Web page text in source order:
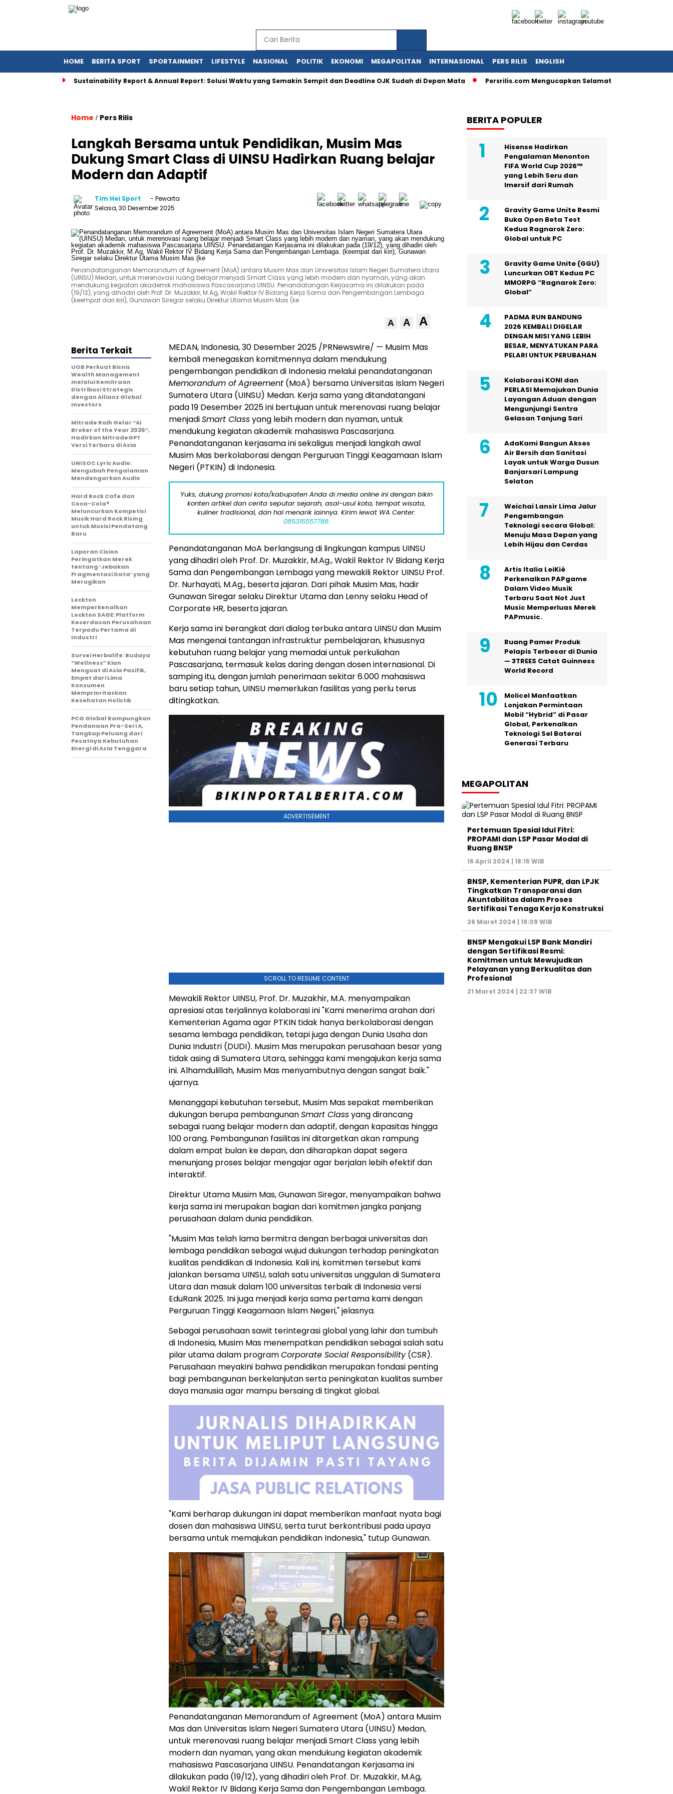
HOME BERITA SPORT SPORTAINMENT LIFESTYLE NASIONAL POLITIK EKONOMI MEGAPOLITAN INTERNASIONAL PERS RILIS ENGLISH
Sustainability Report & Annual Report: Solusi Waktu yang Semakin Sempit dan Deadline OJK Sudah di Depan Mata Persrilis.com Mengucapkan Selamat Tahun Baru
Home / Pers Rilis
Langkah Bersama untuk Pendidikan, Musim Mas
Dukung Smart Class di UINSU Hadirkan Ruang belajar
Modern dan Adaptif
Tim Hei Sport
- Pewarta
Selasa, 30 Desember 2025
Penandatanganan Memorandum of Agreement (MoA) antara Musim Mas dan Universitas Islam Negeri Sumatera Utara
(UINSU) Medan, untuk merenovasi ruang belajar menjadi Smart Class yang lebih modern dan nyaman, yang akan
mendukung kegiatan akademik mahasiswa Pascasarjana UINSU. Penandatangan Kerjasama ini dilakukan pada
(19/12), yang dihadiri oleh Prof. Dr. Muzakkir, M.Ag, Wakil Rektor IV Bidang Kerja Sama dan Pengembangan Lembaga.
(keempat dari kiri), Gunawan Siregar selaku Direktur Utama Musim Mas (ke
A A A
MEDAN, Indonesia, 30 Desember 2025 /PRNewswire/ — Musim Mas
kembali menegaskan komitmennya dalam mendukung
pengembangan pendidikan di Indonesia melalui penandatanganan
Memorandum of Agreement (MoA) bersama Universitas Islam Negeri
Sumatera Utara (UINSU) Medan. Kerja sama yang ditandatangani
pada 19 Desember 2025 ini bertujuan untuk merenovasi ruang belajar
menjadiSmart Classyang lebih modern dan nyaman, untuk
mendukung kegiatan akademik mahasiswa Pascasarjana.
Penandatanganan kerjasama ini sekaligus menjadi langkah awal
Musim Mas berkolaborasi dengan Perguruan Tinggi Keagamaan Islam
Negeri (PTKIN) di Indonesia.
Yuks, dukung promosi kota/kabupaten Anda di media online ini dengan bikin
konten artikel dan cerita seputar sejarah, asal-usul kota, tempat wisata,
kuliner tradisional, dan hal menarik lainnya. Kirim lewat WA Center:
085315557788.
Penandatanganan MoA berlangsung di lingkungan kampus UINSU
yang dihadiri oleh Prof. Dr. Muzakkir, M.Ag., Wakil Rektor IV Bidang Kerja
Sama dan Pengembangan Lembaga yang mewakili Rektor UINSU Prof.
Dr. Nurhayati, M.Ag., beserta jajaran. Dari pihak Musim Mas, hadir
Gunawan Siregarselaku Direktur Utama dan Lenny selaku Head of
Corporate HR, beserta jajaran.
Kerja sama ini berangkat dari dialog terbuka antara UINSU dan Musim
Mas mengenai tantangan infrastruktur pembelajaran, khususnya
kebutuhan ruang belajar yang memadai untuk perkuliahan
Pascasarjana, termasuk kelas daring dengan dosen internasional. Di
samping itu, dengan jumlah penerimaan sekitar 6.000 mahasiswa
baru setiap tahun, UINSU memerlukan fasilitas yang perlu terus
ditingkatkan.
ADVERTISEMENT
SCROLL TO RESUME CONTENT
Mewakili Rektor UINSU, Prof. Dr. Muzakhir, M.A. menyampaikan
apresiasi atas terjalinnya kolaborasi ini "Kami menerima arahan dari
Kementerian Agama agar PTKIN tidak hanya berkolaborasi dengan
sesama lembaga pendidikan, tetapi juga dengan Dunia Usahadan
Dunia Industri (DUDI). Musim Mas merupakan perusahaan besar yang
tidak asing di Sumatera Utara, sehingga kami mengajukan kerja sama
ini. Alhamdulillah, Musim Mas menyambutnya dengan sangat baik."
ujarnya.
Menanggapi kebutuhan tersebut, Musim Mas sepakat memberikan
dukungan berupa pembangunanSmart Classyang dirancang
sebagai ruang belajar modern dan adaptif, dengan kapasitas hingga
100 orang. Pembangunan fasilitas ini ditargetkan akan rampung
dalam empat bulan ke depan, dan diharapkan dapat segera
menunjang proses belajar mengajar agar berjalan lebih efektif dan
interaktif.
Direktur Utama Musim Mas,Gunawan Siregar, menyampaikan bahwa
kerja sama ini merupakan bagian dari komitmen jangka panjang
perusahaan dalam dunia pendidikan.
"Musim Mas telah lama bermitra dengan berbagai universitas dan
lembaga pendidikan sebagai wujud dukungan terhadap peningkatan
kualitas pendidikan di Indonesia. Kali ini, komitmen tersebut kami
jalankan bersama UINSU, salah satu universitas unggulan di Sumatera
Utara dan masuk dalam 100 universitas terbaik di Indonesiaversi
EduRank 2025. Ini juga menjadi kerja sama pertama kami dengan
Perguruan Tinggi Keagamaan Islam Negeri," jelasnya.
Sebagai perusahaan sawit terintegrasi global yang lahir dan tumbuh
di Indonesia, Musim Mas menempatkan pendidikan sebagai salah satu
pilar utama dalam programCorporate Social Responsibility(CSR).
Perusahaan meyakini bahwa pendidikan merupakan fondasi penting
bagi pembangunan berkelanjutan serta peningkatan kualitas sumber
daya manusia agar mampu bersaing di tingkat global.
"Kami berharap dukungan ini dapat memberikan manfaat nyata bagi
dosen dan mahasiswa UINSU, serta turut berkontribusi pada upaya
bersama untuk memajukan pendidikan Indonesia," tutup Gunawan.
Penandatanganan Memorandum of Agreement (MoA) antara Musim
Mas dan Universitas Islam Negeri Sumatera Utara (UINSU) Medan,
untuk merenovasi ruang belajar menjadi Smart Class yang lebih
modern dan nyaman, yang akan mendukung kegiatan akademik
mahasiswa Pascasarjana UINSU. Penandatangan Kerjasama ini
dilakukan pada (19/12), yang dihadiri oleh Prof. Dr. Muzakkir, M.Ag,
Wakil Rektor IV Bidang Kerja Sama dan Pengembangan Lembaga.
Berita Terkait
UOB Perkuat Bisnis
Wealth Management
melalui Kemitraan
Distribusi Strategis
dengan Allianz Global
Investors
Mitrade Raih Gelar “AI
Broker of the Year 2026”,
Hadirkan MitradeGPT
Versi Terbaru di Asia
UNISOC Lyric Audio:
Mengubah Pengalaman
Mendengarkan Audio
Hard Rock Cafe dan
Coca-Cola®
Meluncurkan Kompetisi
Musik Hard Rock Rising
untuk Musisi Pendatang
Baru
Laporan Cision
Peringatkan Merek
tentang ‘Jebakan
Fragmentasi Data’ yang
Merugikan
Lockton
Memperkenalkan
Lockton SAGE: Platform
Kecerdasan Perusahaan
Terpadu Pertama di
Industri
Survei Herbalife: Budaya
“Wellness” Kian
Menguat di Asia Pasifik,
Empat dari Lima
Konsumen
Memprioritaskan
Kesehatan Holistik
PCG Global Rampungkan
Pendanaan Pra-Seri A,
Tangkap Peluang dari
Pesatnya Kebutuhan
Energi di Asia Tenggara
BERITA POPULER
Hisense Hadirkan
Pengalaman Menonton
FIFA World Cup 2026™
yang Lebih Seru dan
Imersif dari Rumah
Gravity Game Unite Resmi
Buka Open Beta Test
Kedua Ragnarok Zero:
Global untuk PC
Gravity Game Unite (GGU)
Luncurkan OBT Kedua PC
MMORPG “Ragnarok Zero:
Global”
PADMA RUN BANDUNG
2026 KEMBALI DIGELAR
DENGAN MISI YANG LEBIH
BESAR, MENYATUKAN PARA
PELARI UNTUK PERUBAHAN
Kolaborasi KONI dan
PERLASI Memajukan Dunia
Layangan Aduan dengan
Mengunjungi Sentra
Gelasan Tanjung Sari
AdaKami Bangun Akses
Air Bersih dan Sanitasi
Layak untuk Warga Dusun
Banjarsari Lampung
Selatan
Weichai Lansir Lima Jalur
Pengembangan
Teknologi secara Global:
Menuju Masa Depan yang
Lebih Hijau dan Cerdas
Artis Italia LeiKiè
Perkenalkan PAPgame
Dalam Video Musik
Terbaru Saat Not Just
Music Memperluas Merek
PAPmusic.
Ruang Pamer Produk
Pelapis Terbesar di Dunia
— 3TREES Catat Guinness
World Record
Molicel Manfaatkan
Lonjakan Permintaan
Mobil “Hybrid” di Pasar
Global, Perkenalkan
Teknologi Sel Baterai
Generasi Terbaru
MEGAPOLITAN
Pertemuan Spesial Idul Fitri:
PROPAMI dan LSP Pasar Modal di
Ruang BNSP
16 April 2024 | 18:15 WIB
BNSP, Kementerian PUPR, dan LPJK
Tingkatkan Transparansi dan
Akuntabilitas dalam Proses
Sertifikasi Tenaga Kerja Konstruksi
26 Maret 2024 | 19:09 WIB
BNSP Mengakui LSP Bank Mandiri
dengan Sertifikasi Resmi:
Komitmen untuk Mewujudkan
Pelayanan yang Berkualitas dan
Profesional
21 Maret 2024 | 22:37 WIB